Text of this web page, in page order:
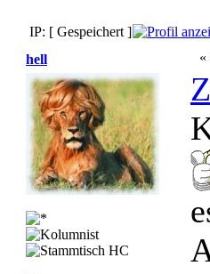
IP: [ Gespeichert ]
hell
«